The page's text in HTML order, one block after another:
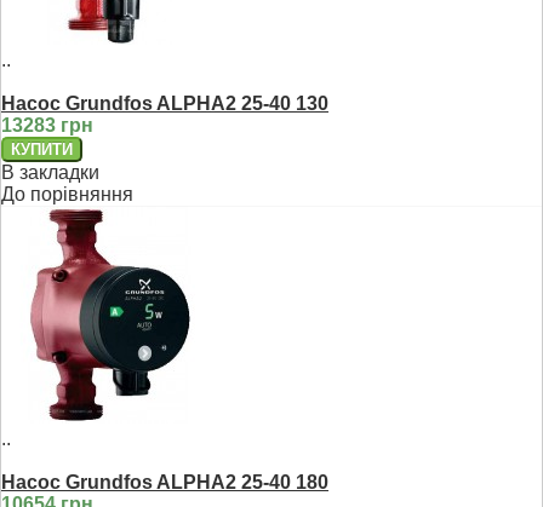
..
Насос Grundfos ALPHA2 25-40 130
13283 грн
В закладки
До порівняння
..
Насос Grundfos ALPHA2 25-40 180